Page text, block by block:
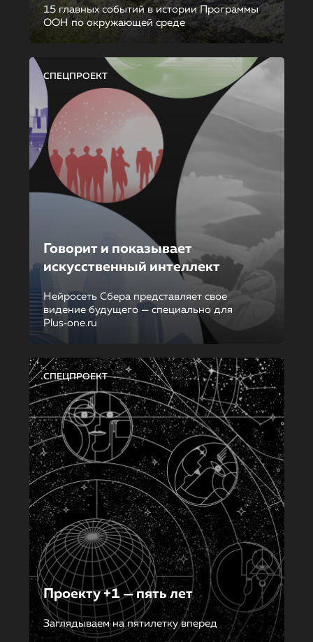
15 главных событий в истории Программы
ООН по окружающей среде
СПЕЦПРОЕКТ
Говорит и показывает
искусственный интеллект
Нейросеть Сбера представляет свое
видение будущего — специально для
Plus‑one.ru
СПЕЦПРОЕКТ
Проекту +1 — пять лет
Заглядываем на пятилетку вперед